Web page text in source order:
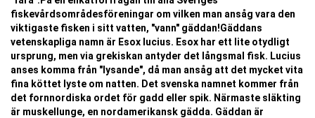
fiskevårdsområdesföreningar om vilken man ansåg vara den
viktigaste fisken i sitt vatten, "vann" gäddan!Gäddans
vetenskapliga namn är Esox lucius. Esox har ett lite otydligt
ursprung, men via grekiskan antyder det långsmal fisk. Lucius
anses komma från "lysande", då man ansåg att det mycket vita
fina köttet lyste om natten. Det svenska namnet kommer från
det fornnordiska ordet för gadd eller spik. Närmaste släkting
är muskellunge, en nordamerikansk gädda. Gäddan är